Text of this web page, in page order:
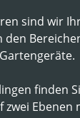
sind wir
finden
zwei Ebenen